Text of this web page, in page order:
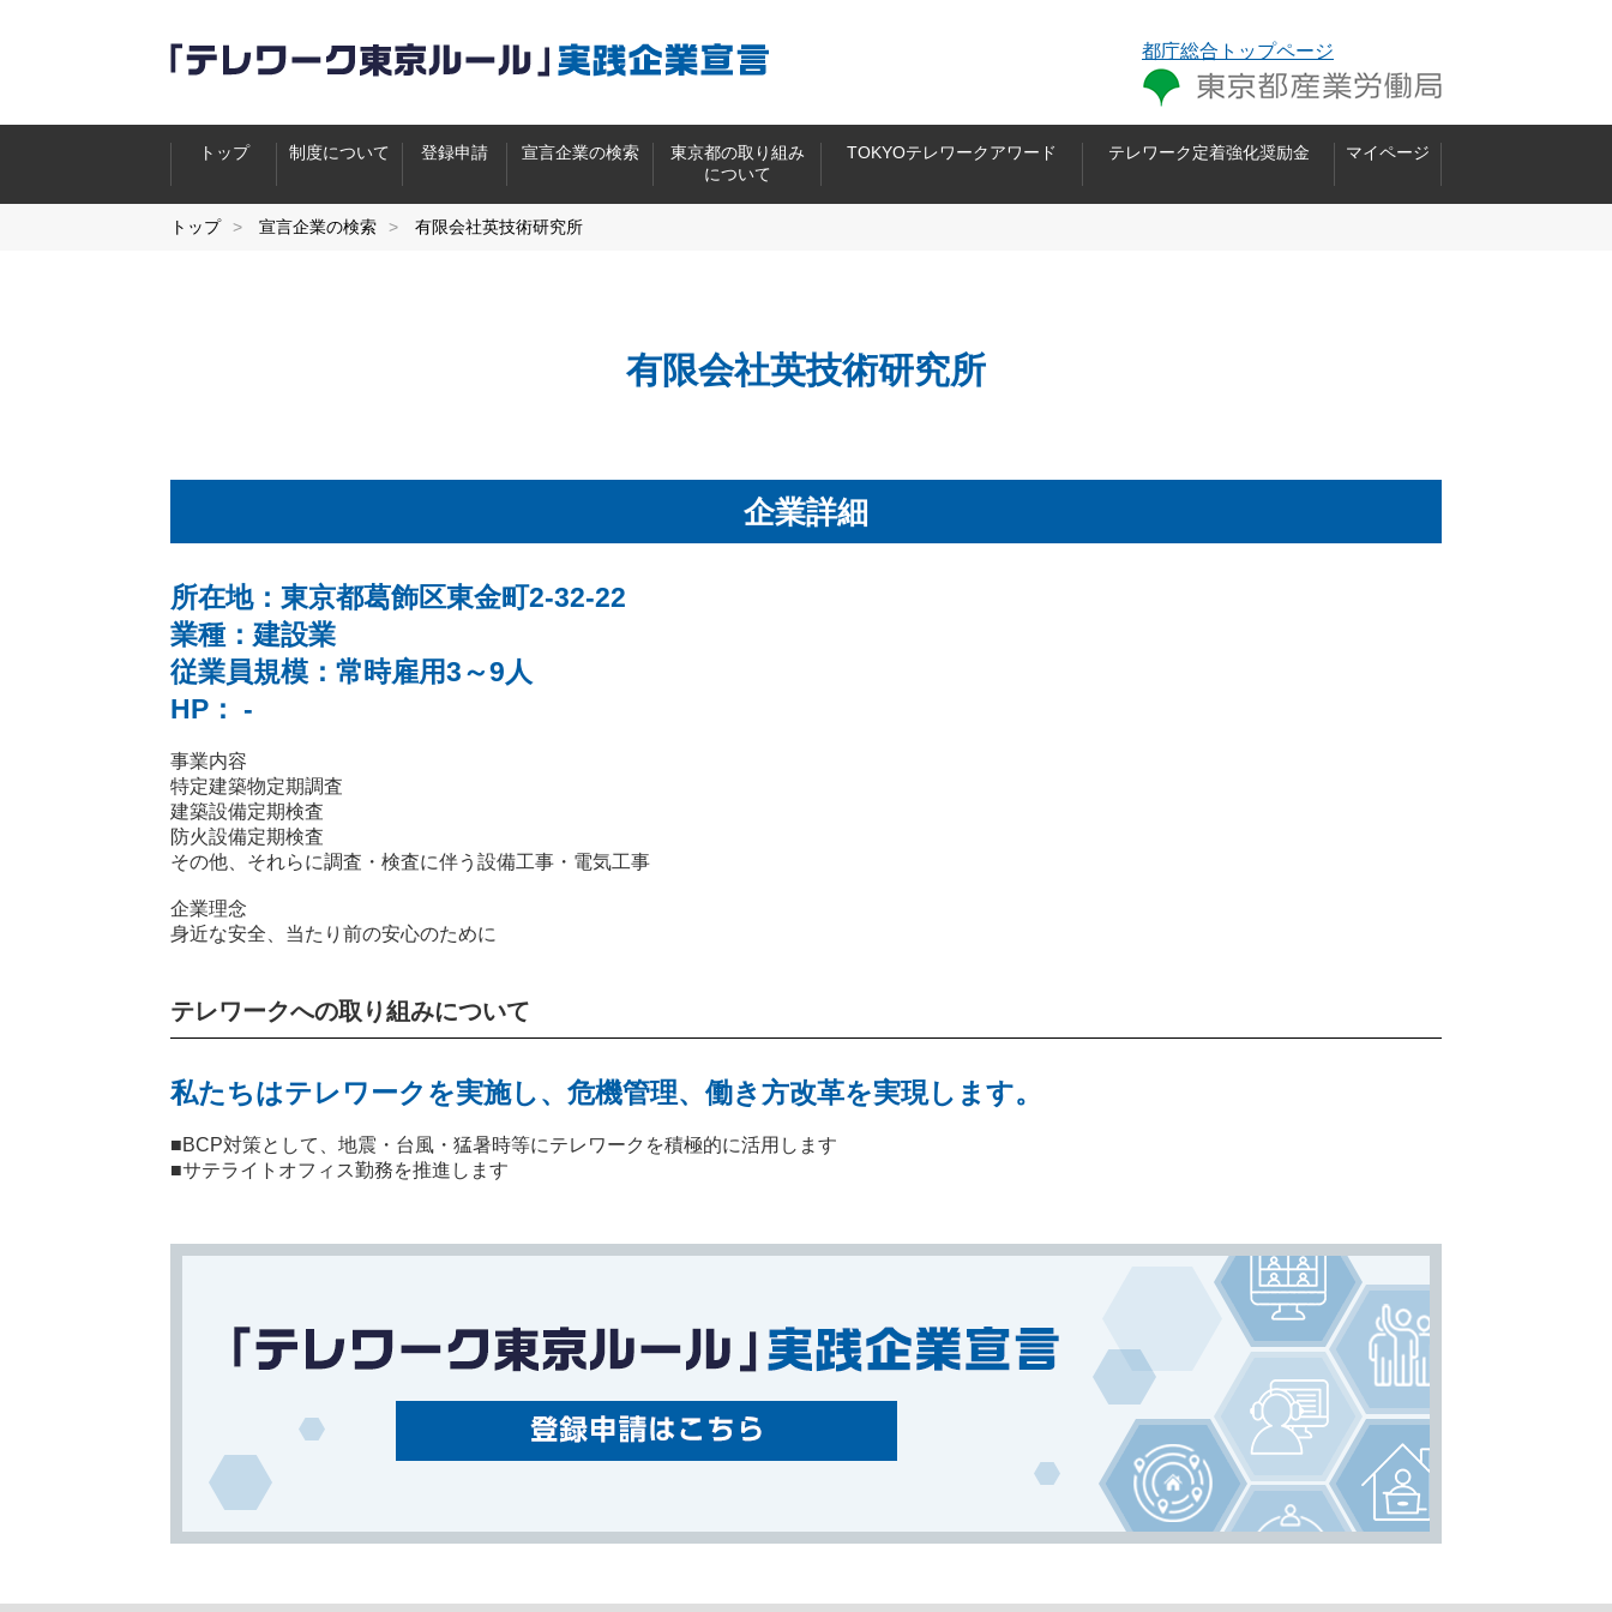
都庁総合トップページ
トップ 制度について 登録申請 宣言企業の検索
東京都の取り組み
について
TOKYOテレワークアワード テレワーク定着強化奨励金 マイページ
トップ 宣言企業の検索 有限会社英技術研究所
有限会社英技術研究所
企業詳細
所在地：東京都葛飾区東金町2-32-22
業種：建設業
従業員規模：常時雇用3～9人
HP： -
事業内容
特定建築物定期調査
建築設備定期検査
防火設備定期検査
その他、それらに調査・検査に伴う設備工事・電気工事
企業理念
身近な安全、当たり前の安心のために
テレワークへの取り組みについて
私たちはテレワークを実施し、危機管理、働き方改革を実現します。
■BCP対策として、地震・台風・猛暑時等にテレワークを積極的に活用します
■サテライトオフィス勤務を推進します